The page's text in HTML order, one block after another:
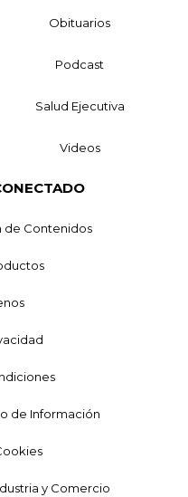
Obituarios
Podcast
Salud Ejecutiva
Videos
de Contenidos
de Información
y Comercio